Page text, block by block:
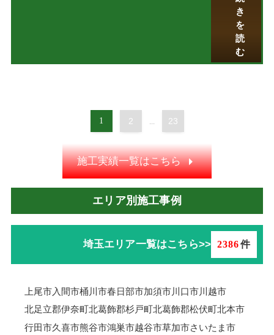
き
を
読
む
1 2 23
施工実績一覧はこちら
エリア別施工事例
埼玉エリア一覧はこちら>> 2386件
上尾市入間市桶川市春日部市加須市川口市川越市
北足立郡伊奈町北葛飾郡杉戸町北葛飾郡松伏町北本市
行田市久喜市熊谷市鴻巣市越谷市草加市さいたま市